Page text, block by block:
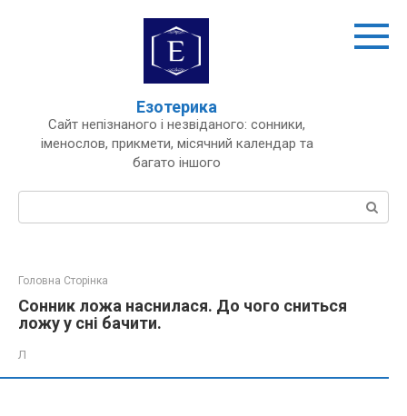
Езотерика
Сайт непізнаного і незвіданого: сонники,
іменослов, прикмети, місячний календар та
багато іншого
Пошук:
Головна Сторінка
Сонник ложа наснилася. До чого сниться
ложу у сні бачити.
Л